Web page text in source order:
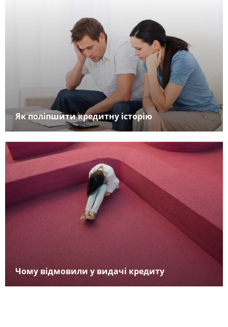
Як поліпшити кредитну історію
Чому відмовили у видачі кредиту